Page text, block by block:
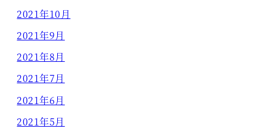
2021年10月
2021年9月
2021年8月
2021年7月
2021年6月
2021年5月